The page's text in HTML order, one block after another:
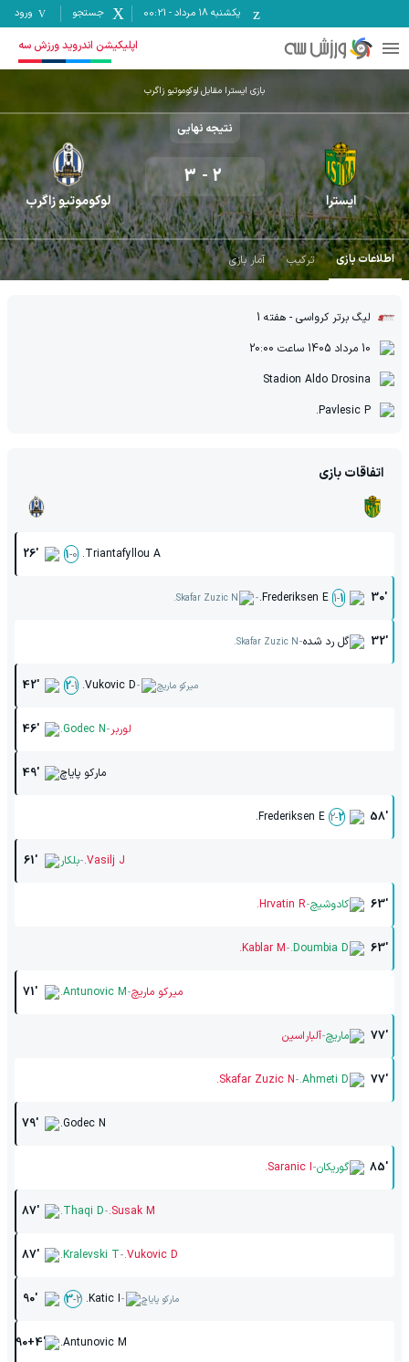
یکشنبه ۱۸ مرداد -
00:21 جستجو ورود
اپلیکیشن اندروید ورزش سه
بازی ایسترا مقابل لوکوموتیو زاگرب
نتیجه نهایی
ایسترا
2
-
3
لوکوموتیو زاگرب
اطلاعات بازی ترکیب آمار بازی
لیگ برتر کرواسی - هفته 1
10 مرداد 1405
ساعت 20:00
Stadion Aldo Drosina
Pavlesic P.
اتفاقات بازی
26' 0
-
1 Triantafyllou A.
30'
1
-
1
Frederiksen E.
-
Skafar Zuzic N.
32' گل رد شده-
Skafar Zuzic N.
42' 1
-
2 Vukovic D.- میرکو ماریچ
46' Godec N.-لوربر
49' مارکو پایاچ
58'
2
-
2
Frederiksen E.
61' بلکار- Vasilj J.
63' کادوشیچ-
Hrvatin R.
63'
Doumbia D.
-
Kablar M.
71' Antunovic M.-میرکو ماریچ
77' ماریچ-آلباراسین
77'
Ahmeti D.
-
Skafar Zuzic N.
79' Godec N.
85' گوریکان-
Saranic I.
87' Thaqi D.- Susak M.
87' Kralevski T.- Vukovic D.
90' 2
-
3 Katic I.- مارکو پایاچ
90+4' Antunovic M.